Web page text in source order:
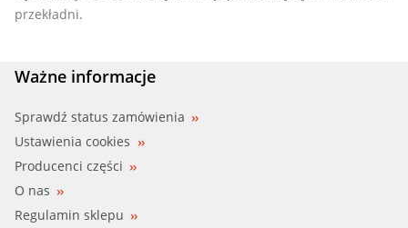
przekładni.
Ważne informacje
Sprawdź status zamówienia
Ustawienia cookies
Producenci części
O nas
Regulamin sklepu